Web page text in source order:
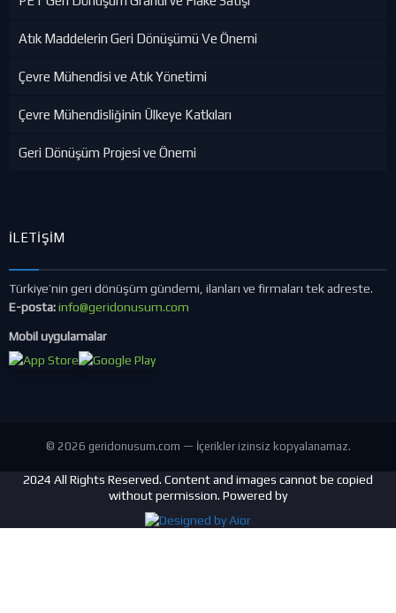
Atık Maddelerin Geri Dönüşümü Ve Önemi
Çevre Mühendisi ve Atık Yönetimi
Çevre Mühendisliğinin Ülkeye Katkıları
Geri Dönüşüm Projesi ve Önemi
İLETIŞIM
Türkiye’nin geri dönüşüm gündemi, ilanları ve firmaları tek adreste.
E-posta:info@geridonusum.com
Mobil uygulamalar
© 2026 geridonusum.com — İçerikler izinsiz kopyalanamaz.
2024 All Rights Reserved. Content and images cannot be copied
without permission. Powered by